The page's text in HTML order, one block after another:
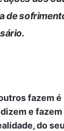
de
fazem
e
do